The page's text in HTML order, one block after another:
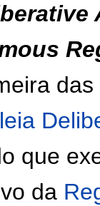
que
da